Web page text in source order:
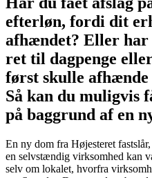
efterløn, fordi dit
afhændet? Eller har
ret til dagpenge
først skulle
Så kan du muligvis
på baggrund af en
En ny dom fra Højesteret
en selvstændig virksomhed kan
selv om lokalet, hvorfra